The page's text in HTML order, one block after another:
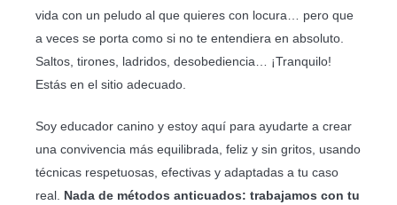
vida con un peludo al que quieres con locura… pero que
a veces se porta como si no te entendiera en absoluto.
Saltos, tirones, ladridos, desobediencia… ¡Tranquilo!
Estás en el sitio adecuado.
Soy educador canino y estoy aquí para ayudarte a crear
una convivencia más equilibrada, feliz y sin gritos, usando
técnicas respetuosas, efectivas y adaptadas a tu caso
real. Nada de métodos anticuados: trabajamos con tu